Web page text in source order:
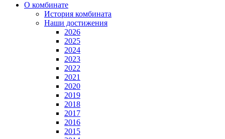
О комбинате
История комбината
Наши достижения
2026
2025
2024
2023
2022
2021
2020
2019
2018
2017
2016
2015